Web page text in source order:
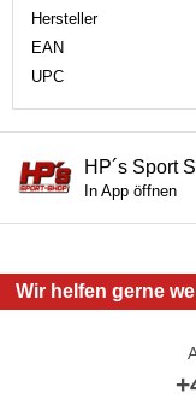
Hersteller
EAN
UPC
HP´s Sport
In App öffnen
Wir helfen gerne